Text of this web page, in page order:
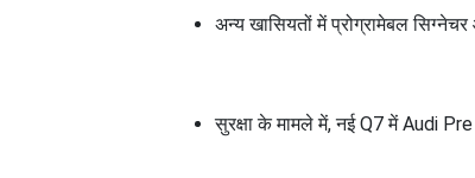
अन्य खासियतों में प्रोग्रामेबल
सुरक्षा के मामले में, नई Q7 में Audi